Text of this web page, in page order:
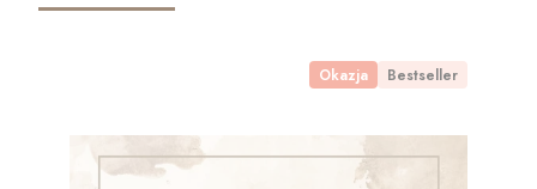
Okazja Bestseller